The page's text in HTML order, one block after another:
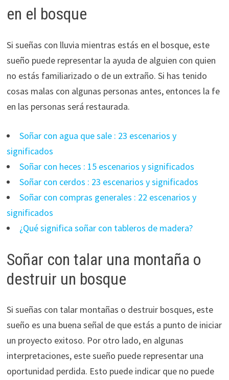
en el bosque
Si sueñas con lluvia mientras estás en el bosque, este
sueño puede representar la ayuda de alguien con quien
no estás familiarizado o de un extraño. Si has tenido
cosas malas con algunas personas antes, entonces la fe
en las personas será restaurada.
Soñar con agua que sale : 23 escenarios y
significados
Soñar con heces : 15 escenarios y significados
Soñar con cerdos : 23 escenarios y significados
Soñar con compras generales : 22 escenarios y
significados
¿Qué significa soñar con tableros de madera?
Soñar con talar una montaña o
destruir un bosque
Si sueñas con talar montañas o destruir bosques, este
sueño es una buena señal de que estás a punto de iniciar
un proyecto exitoso. Por otro lado, en algunas
interpretaciones, este sueño puede representar una
oportunidad perdida. Esto puede indicar que no puede